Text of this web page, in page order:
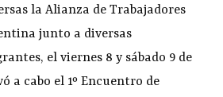
la Alianza de Trabajadores
junto a diversas
el viernes 8 y sábado 9 de
a cabo el 1º Encuentro de